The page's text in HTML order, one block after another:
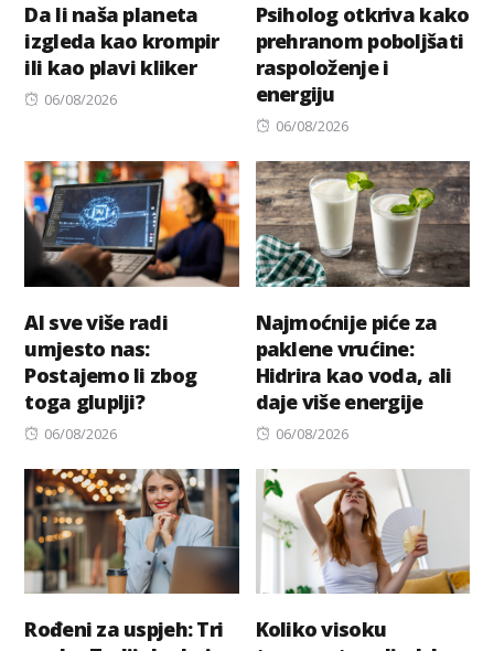
Da li naša planeta
izgleda kao krompir
ili kao plavi kliker
Posted
06/08/2026
Psiholog otkriva kako
prehranom poboljšati
raspoloženje i
energiju
Posted
06/08/2026
AI sve više radi
umjesto nas:
Postajemo li zbog
toga gluplji?
Posted
06/08/2026
Najmoćnije piće za
paklene vrućine:
Hidrira kao voda, ali
daje više energije
Posted
06/08/2026
Rođeni za uspjeh: Tri
Koliko visoku